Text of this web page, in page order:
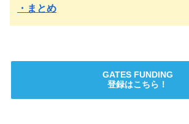
・まとめ
GATES FUNDING
登録はこちら！